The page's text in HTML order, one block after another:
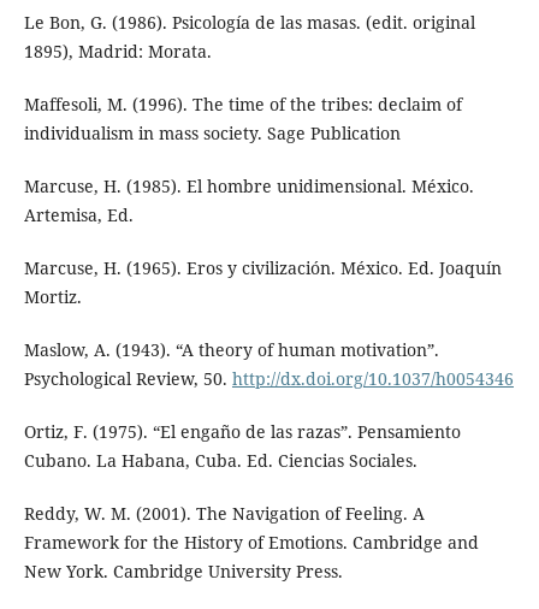
Le Bon, G. (1986). Psicología de las masas. (edit. original
1895), Madrid: Morata.
Maffesoli, M. (1996). The time of the tribes: declaim of
individualism in mass society. Sage Publication
Marcuse, H. (1985). El hombre unidimensional. México.
Artemisa, Ed.
Marcuse, H. (1965). Eros y civilización. México. Ed. Joaquín
Mortiz.
Maslow, A. (1943). “A theory of human motivation”.
Psychological Review, 50. http://dx.doi.org/10.1037/h0054346
Ortiz, F. (1975). “El engaño de las razas”. Pensamiento
Cubano. La Habana, Cuba. Ed. Ciencias Sociales.
Reddy, W. M. (2001). The Navigation of Feeling. A
Framework for the History of Emotions. Cambridge and
New York. Cambridge University Press.